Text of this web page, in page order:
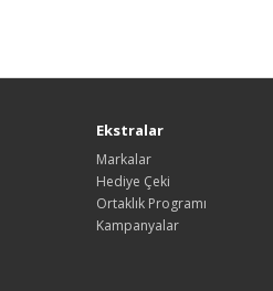
Ekstralar
Markalar
Hediye Çeki
Ortaklık Programı
Kampanyalar